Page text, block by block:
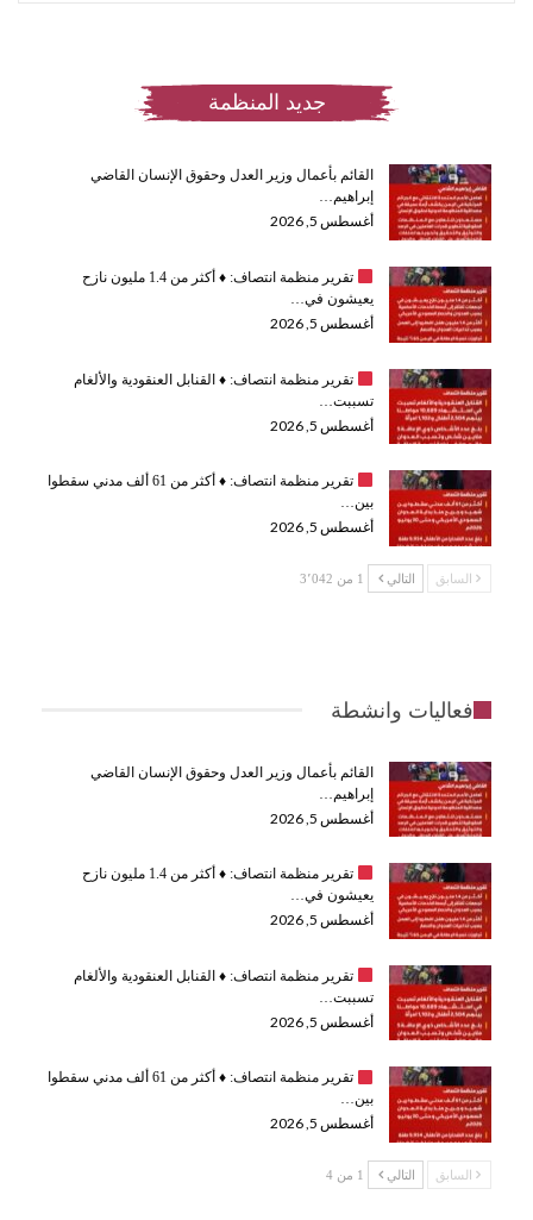
جديد المنظمة
القائم بأعمال وزير العدل وحقوق الإنسان القاضي
إبراهيم…
أغسطس 5, 2026
تقرير منظمة انتصاف: ♦️
أكثر من 1.4 مليون نازح
يعيشون في…
أغسطس 5, 2026
تقرير منظمة انتصاف: ♦️القنابل العنقودية والألغام
تسببت…
أغسطس 5, 2026
تقرير منظمة انتصاف: ♦️
أكثر من 61 ألف مدني سقطوا
بين…
أغسطس 5, 2026
السابق التالي 1 من 3٬042
فعاليات وانشطة
القائم بأعمال وزير العدل وحقوق الإنسان القاضي
إبراهيم…
أغسطس 5, 2026
تقرير منظمة انتصاف: ♦️
أكثر من 1.4 مليون نازح
يعيشون في…
أغسطس 5, 2026
تقرير منظمة انتصاف: ♦️القنابل العنقودية والألغام
تسببت…
أغسطس 5, 2026
تقرير منظمة انتصاف: ♦️
أكثر من 61 ألف مدني سقطوا
بين…
أغسطس 5, 2026
السابق التالي 1 من 4